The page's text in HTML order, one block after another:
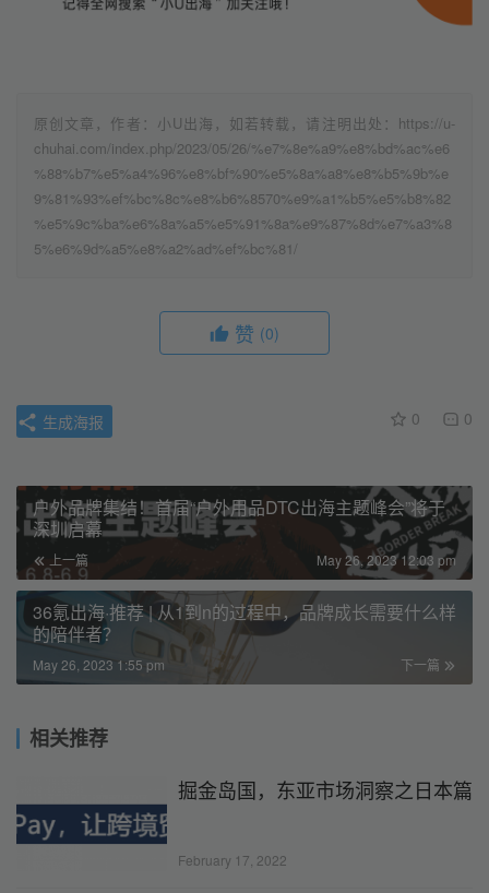
原创文章，作者：小U出海，如若转载，请注明出处：https://u-
chuhai.com/index.php/2023/05/26/%e7%8e%a9%e8%bd%ac%e6
%88%b7%e5%a4%96%e8%bf%90%e5%8a%a8%e8%b5%9b%e
9%81%93%ef%bc%8c%e8%b6%8570%e9%a1%b5%e5%b8%82
%e5%9c%ba%e6%8a%a5%e5%91%8a%e9%87%8d%e7%a3%8
5%e6%9d%a5%e8%a2%ad%ef%bc%81/
赞 (0)
0 0
生成海报
户外品牌集结！首届“户外用品DTC出海主题峰会”将于
深圳启幕
上一篇 May 26, 2023 12:03 pm
36氪出海·推荐 | 从1到n的过程中，品牌成长需要什么样
的陪伴者？
下一篇
May 26, 2023 1:55 pm
相关推荐
掘金岛国，东亚市场洞察之日本篇
February 17, 2022